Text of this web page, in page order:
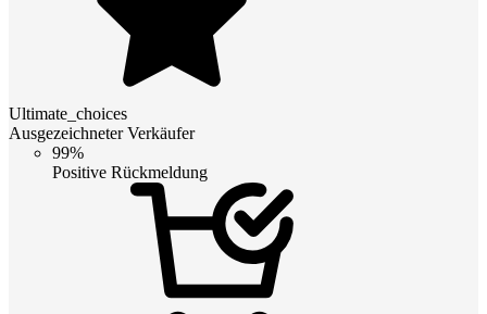
Ultimate_choices
Ausgezeichneter Verkäufer
99%
Positive Rückmeldung